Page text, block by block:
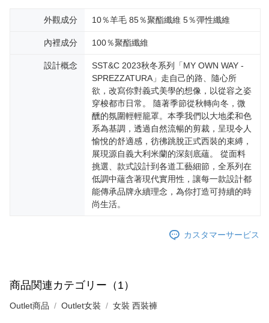
外觀成分 10％羊毛 85％聚酯纖維 5％彈性纖維
內裡成分 100％聚酯纖維
設計概念
SST&C 2023秋冬系列「MY OWN WAY -
SPREZZATURA」走自己的路、隨心所
欲，改寫你對義式美學的想像，以從容之姿
穿梭都市日常。 隨著季節從秋轉向冬，微
醺的氛圍輕輕籠罩。本季我們以大地柔和色
系為基調，透過自然流暢的剪裁，呈現令人
愉悅的舒適感，彷彿跳脫正式西裝的束縛，
展現源自義大利米蘭的深刻底蘊。 從面料
挑選、款式設計到各道工藝細節，全系列在
低調中蘊含著現代實用性，讓每一款設計都
能傳承品牌永續理念，為你打造可持續的時
尚生活。
カスタマーサービス
商品関連カテゴリー（1）
Outlet商品 Outlet女裝 女裝 西裝褲